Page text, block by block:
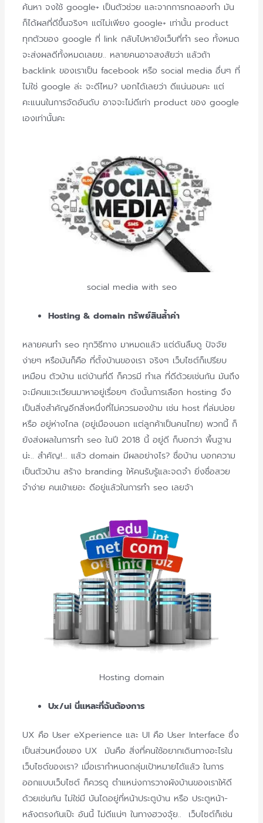
ค้นหา จงใช้ google+ เป็นตัวช่วย และจากการทดลองทำ มัน
ก็ได้ผลที่ดีขึ้นจริงๆ แต่ไม่เพียง google+ เท่านั้น product
ทุกตัวของ google ที่ link กลับไปหายังเว็บที่ทำ seo ทั้งหมด
จะส่งผลดีทั้งหมดเลยย.. หลายคนอาจสงสัยว่า แล้วถ้า
backlink ของเราเป็น facebook หรือ social media อื่นๆ ที่
ไม่ใช่ google ล่ะ จะดีไหม? บอกได้เลยว่า ดีแน่นอนคะ แต่
คะแนนในการจัดอันดับ อาจจะไม่ดีเท่า product ของ google
เองเท่านั้นคะ
social media with seo
Hosting & domain ทรัพย์สินล้ำค่า
หลายคนทำ seo ทุกวิธีทาง มาหมดแล้ว แต่ดันลืมดู ปัจจัย
ง่ายๆ หรือมันก็คือ ที่ตั้งบ้านของเรา จริงๆ เว็บไซต์ก็เปรียบ
เหมือน ตัวบ้าน แต่บ้านที่ดี ก็ควรมี ทำเล ที่ดีด้วยเช่นกัน มันถึง
จะมีคนแวะเวียนมาหาอยู่เรื่อยๆ ดังนั้นการเลือก hosting จึง
เป็นสิ่งสำคัญอีกสิ่งหนึ่งที่ไม่ควรมองข้าม เช่น host ที่ล่มบ่อย
หรือ อยู่ห่างไกล (อยู่เมืองนอก แต่ลูกค้าเป็นคนไทย) พวกนี้ ก็
ยังส่งผลในการทำ seo ในปี 2018 นี้ อยู่ดี ก็บอกว่า พื้นฐาน
น่ะ.. สำคัญ!… แล้ว domain มีผลอย่างไร? ชื่อบ้าน บอกความ
เป็นตัวบ้าน สร้าง branding ให้คนรับรู้และจดจำ ยิ่งชื่อสวย
จำง่าย คนเข้าเยอะ ดีอยู่แล้วในการทำ seo เลยจ้า
Hosting domain
Ux/ui นี่แหละที่ฉันต้องการ
UX คือ User eXperience และ UI คือ User Interface ซึ่ง
เป็นส่วนหนึ่งของ UX มันคือ สิ่งที่คนใช้อยากเดินทางอะไรใน
เว็บไซต์ของเรา? เมื่อเรากำหนดกลุ่มเป้าหมายได้แล้ว ในการ
ออกแบบเว็บไซต์ ก็ควรดู ตำแหน่งการวางผังบ้านของเราให้ดี
ด้วยเช่นกัน ไม่ใช่มี บันไดอยู่ที่หน้าประตูบ้าน หรือ ประตูหน้า-
หลังตรงกันเป๊ะ อันนี้ ไม่ดีแน่ๆ ในทางฮวงจุ้ย.. เว็บไซต์ก็เช่น